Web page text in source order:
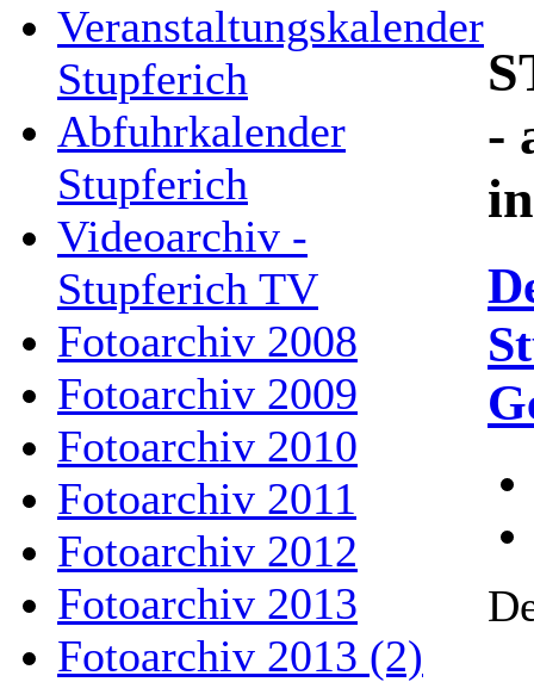
Veranstaltungskalender
Stupferich
Abfuhrkalender
Stupferich
Videoarchiv -
Stupferich TV
Fotoarchiv 2008
Fotoarchiv 2009
Fotoarchiv 2010
Fotoarchiv 2011
Fotoarchiv 2012
Fotoarchiv 2013
Fotoarchiv 2013 (2)
-